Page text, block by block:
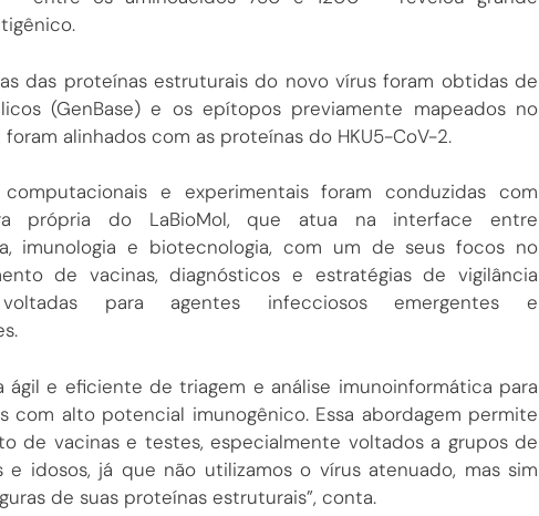
das proteínas estruturais do novo vírus foram obtidas de
(GenBase) e os epítopos previamente mapeados no
foram alinhados com as proteínas do HKU5-CoV-2.
computacionais e experimentais foram conduzidas com
própria do LaBioMol, que atua na interface entre
imunologia e biotecnologia, com um de seus focos no
de vacinas, diagnósticos e estratégias de vigilância
para agentes infecciosos emergentes e
ágil e eficiente de triagem e análise imunoinformática para
alto potencial imunogênico. Essa abordagem permite
de vacinas e testes, especialmente voltados a grupos de
idosos, já que não utilizamos o vírus atenuado, mas sim
de suas proteínas estruturais”, conta.